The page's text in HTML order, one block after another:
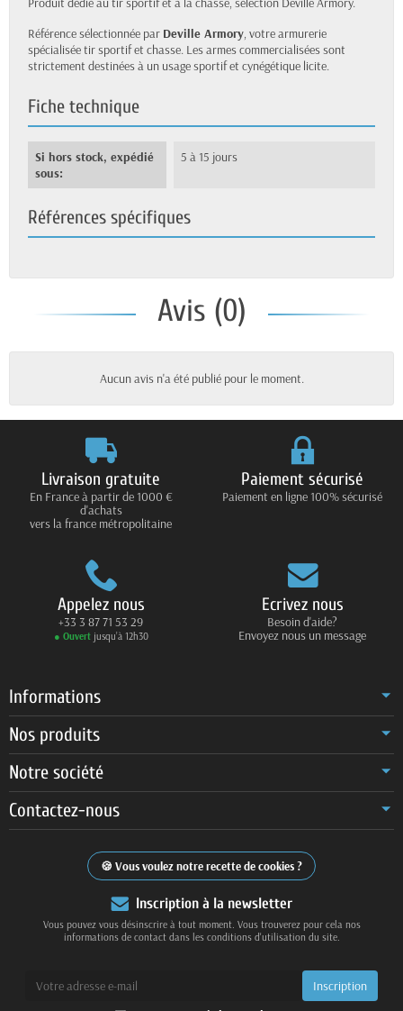
Référence sélectionnée par Deville Armory, votre armurerie
spécialisée tir sportif et chasse. Les armes commercialisées sont
strictement destinées à un usage sportif et cynégétique licite.
Fiche technique
Si hors stock, expédié
sous:
5 à 15 jours
Références spécifiques
Avis (0)
Aucun avis n'a été publié pour le moment.
Livraison gratuite
En France à partir de 1000 €
d'achats
vers la france métropolitaine
Paiement sécurisé
Paiement en ligne 100% sécurisé
Appelez nous
+33 3 87 71 53 29
● Ouvertjusqu’à 12h30
Ecrivez nous
Besoin d'aide?
Envoyez nous un message
Informations
Nos produits
Notre société
Contactez-nous
Vous voulez notre recette de cookies ?
Inscription à la newsletter
Vous pouvez vous désinscrire à tout moment. Vous trouverez pour cela nos
informations de contact dans les conditions d'utilisation du site.